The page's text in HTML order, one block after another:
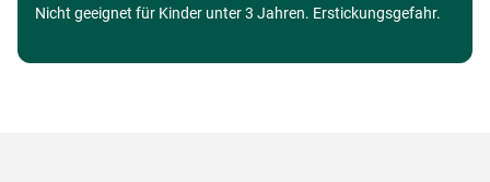
Kategorie Comic Puzzles
Alter ab 5 Jahre (31 bis 49 Teile)
Nicht geeignet für Kinder unter 3 Jahren. Erstickungsgefahr.